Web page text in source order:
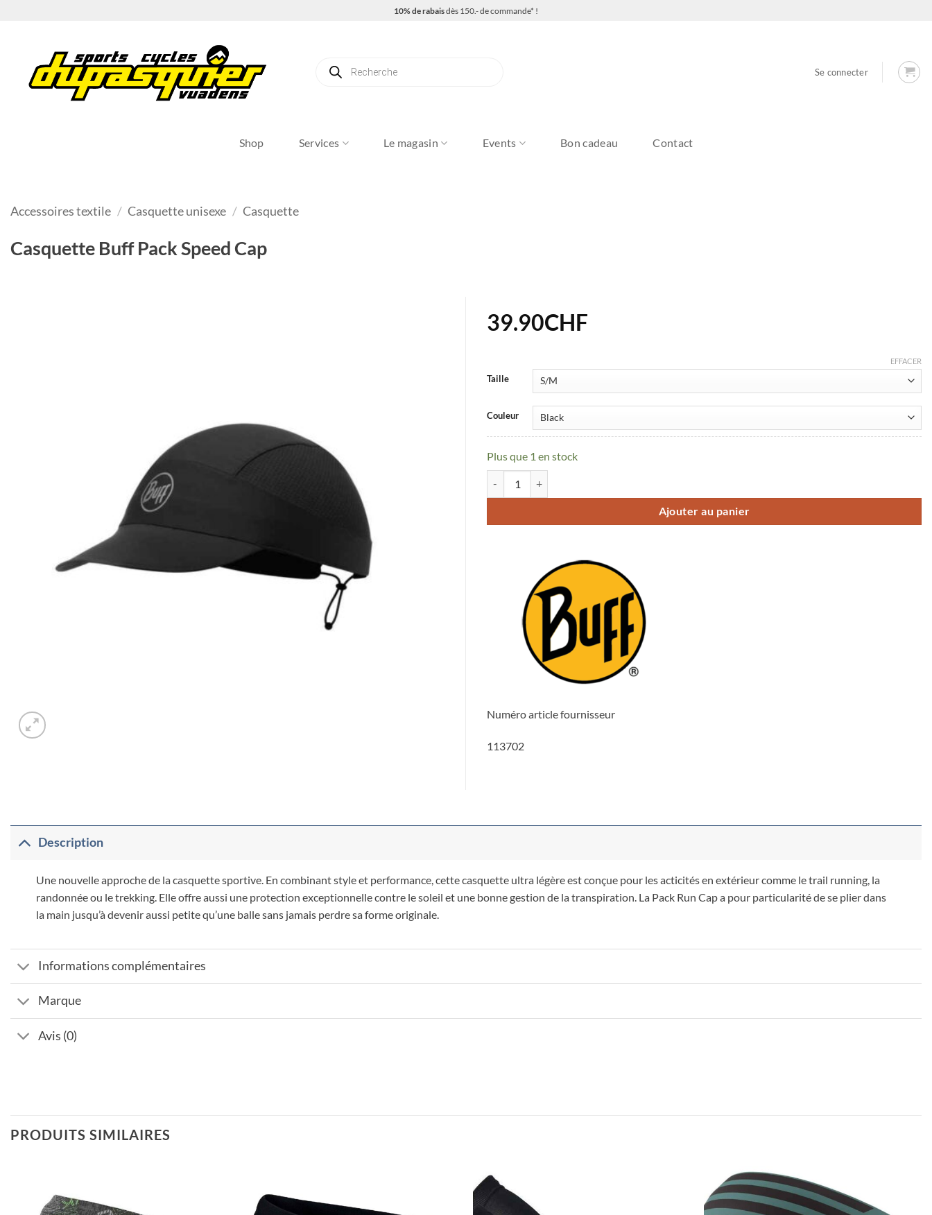
10% de rabaisdès 150.- de commande* !
produits
Se connecter
Shop Services Le magasin Events Bon cadeau Contact
Accessoires textile / Casquette unisexe / Casquette
Casquette Buff Pack Speed Cap
39.90CHF
Taille
Couleur
EFFACER
Plus que 1 en stock
Ajouter au panier
Numéro article fournisseur
113702
Description
Une nouvelle approche de la casquette sportive. En combinant style et performance, cette casquette ultra légère est conçue pour les acticités en extérieur comme le trail running, la
randonnée ou le trekking. Elle offre aussi une protection exceptionnelle contre le soleil et une bonne gestion de la transpiration. La Pack Run Cap a pour particularité de se plier dans
la main jusqu’à devenir aussi petite qu’une balle sans jamais perdre sa forme originale.
Informations complémentaires
Marque
Avis (0)
PRODUITS SIMILAIRES